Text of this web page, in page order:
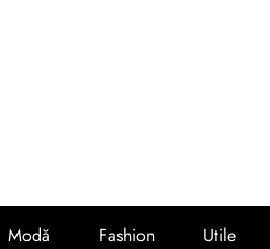
Modă Fashion Utile